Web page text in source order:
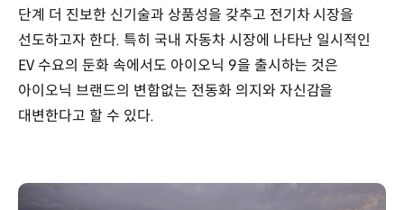
단계 더 진보한 신기술과 상품성을 갖추고 전기차 시장을
선도하고자 한다. 특히 국내 자동차 시장에 나타난 일시적인
EV 수요의 둔화 속에서도 아이오닉 9을 출시하는 것은
아이오닉 브랜드의 변함없는 전동화 의지와 자신감을
대변한다고 할 수 있다.